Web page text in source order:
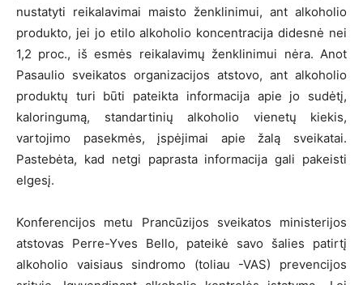
nustatyti reikalavimai maisto ženklinimui, ant alkoholio
produkto, jei jo etilo alkoholio koncentracija didesnė nei
1,2 proc., iš esmės reikalavimų ženklinimui nėra. Anot
Pasaulio sveikatos organizacijos atstovo, ant alkoholio
produktų turi būti pateikta informacija apie jo sudėtį,
kaloringumą, standartinių alkoholio vienetų kiekis,
vartojimo pasekmės, įspėjimai apie žalą sveikatai.
Pastebėta, kad netgi paprasta informacija gali pakeisti
elgesį.
Konferencijos metu Prancūzijos sveikatos ministerijos
atstovas Perre-Yves Bello, pateikė savo šalies patirtį
alkoholio vaisiaus sindromo (toliau -VAS) prevencijos